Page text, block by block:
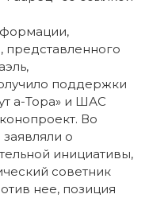
представленного
поддержки
а-Тора» и ШАС
Во
о
инициативы,
советник
нее, позиция